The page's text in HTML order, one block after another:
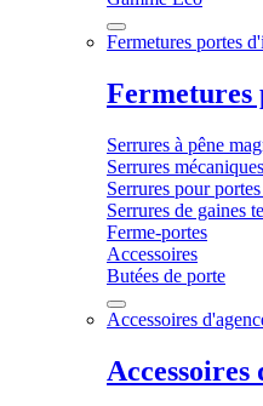
Fermetures portes
Serrures à pêne
Serrures mécaniques
Serrures pour
Serrures de gaines
Ferme-portes
Accessoires
Butées de porte
Accessoires
Accessoires